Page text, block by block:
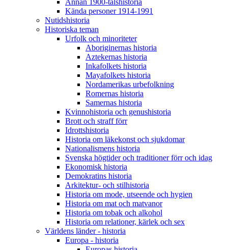
Kända personer 1914-1991
Nutidshistoria
Historiska teman
Urfolk och minoriteter
Aboriginernas historia
Aztekernas historia
Inkafolkets historia
Mayafolkets historia
Nordamerikas urbefolkning
Romernas historia
Samernas historia
Kvinnohistoria och genushistoria
Brott och straff förr
Idrottshistoria
Historia om läkekonst och sjukdomar
Nationalismens historia
Svenska högtider och traditioner förr och idag
Ekonomisk historia
Demokratins historia
Arkitektur- och stilhistoria
Historia om mode, utseende och hygien
Historia om mat och matvanor
Historia om tobak och alkohol
Historia om relationer, kärlek och sex
Världens länder - historia
Europa - historia